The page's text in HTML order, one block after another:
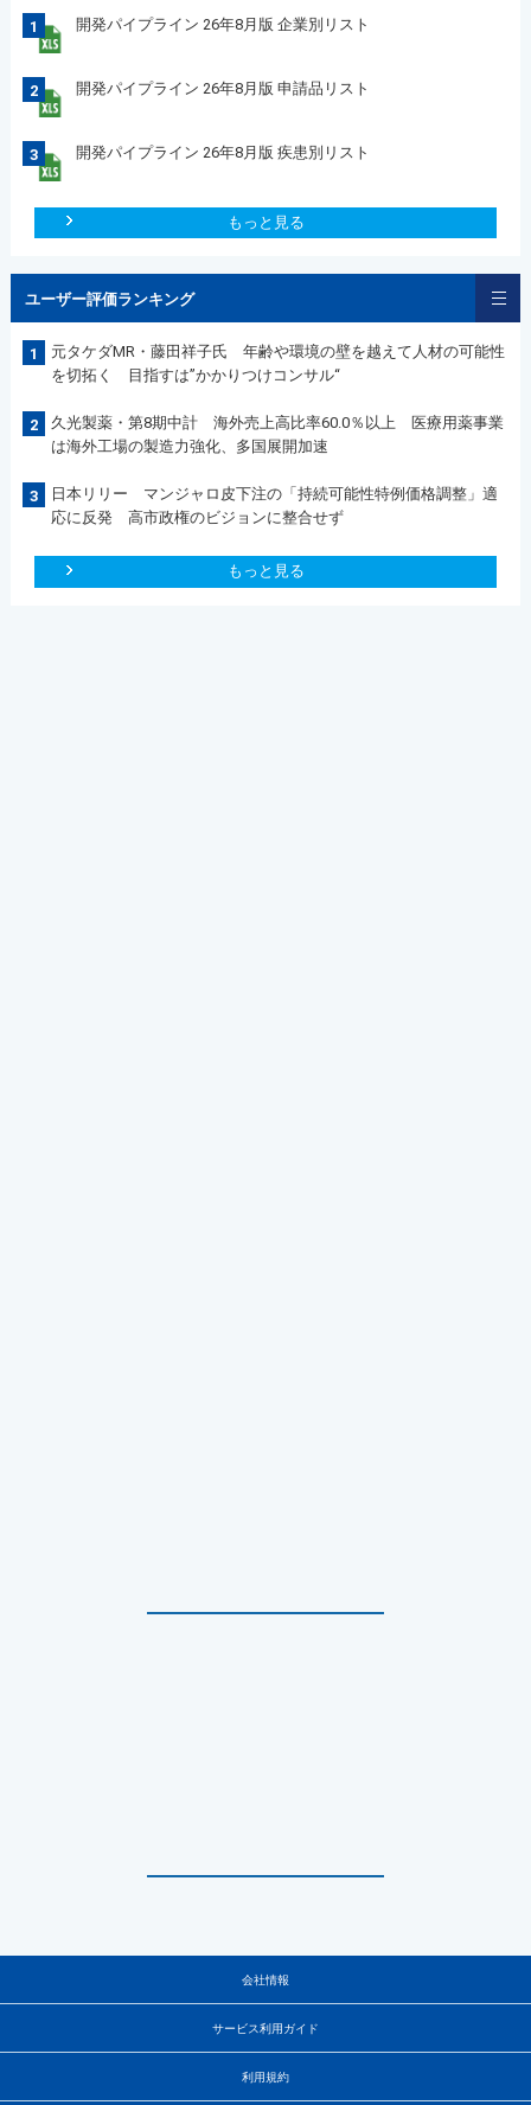
1 開発パイプライン 26年8月版 企業別リスト
2 開発パイプライン 26年8月版 申請品リスト
3 開発パイプライン 26年8月版 疾患別リスト
もっと見る
ユーザー評価ランキング
1
元タケダMR・藤田祥子氏 年齢や環境の壁を越えて人材の可能性
を切拓く 目指すは”かかりつけコンサル“
2
久光製薬・第8期中計 海外売上高比率60.0％以上 医療用薬事業
は海外工場の製造力強化、多国展開加速
3
日本リリー マンジャロ皮下注の「持続可能性特例価格調整」適
応に反発 高市政権のビジョンに整合せず
もっと見る
会社情報
サービス利用ガイド
利用規約